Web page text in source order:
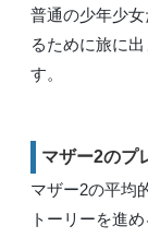
普通の少年少
るために旅に
す。
マザー2のプ
マザー2の平均
トーリーを進